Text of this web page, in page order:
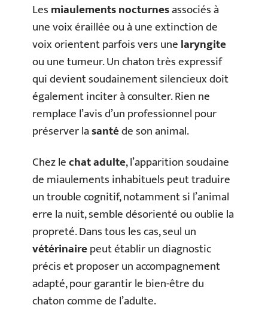
Lesmiaulements nocturnesassociés à
une voix éraillée ou à une extinction de
voix orientent parfois vers unelaryngite
ou une tumeur. Un chaton très expressif
qui devient soudainement silencieux doit
également inciter à consulter. Rien ne
remplace l’avis d’un professionnel pour
préserver lasantéde son animal.
Chez lechat adulte, l’apparition soudaine
de miaulements inhabituels peut traduire
un trouble cognitif, notamment si l’animal
erre la nuit, semble désorienté ou oublie la
propreté. Dans tous les cas, seul un
vétérinairepeut établir un diagnostic
précis et proposer un accompagnement
adapté, pour garantir le bien-être du
chaton comme de l’adulte.